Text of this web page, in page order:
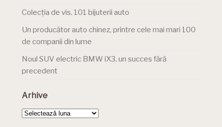
Colecția de vis. 101 bijuterii auto
Un producător auto chinez, printre cele mai mari 100
de companii din lume
Noul SUV electric BMW iX3, un succes fără
precedent
Arhive
Arhive